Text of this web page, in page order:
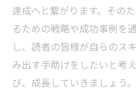
達成へと繋がります。その
るための戦略や成功事例を
し、読者の皆様が自らのス
み出す手助けをしたいと考
び、成長していきましょう。